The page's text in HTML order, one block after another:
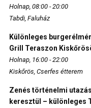
Holnap, 08:00 - 20:00
Tabdi, Faluház
Különleges
Grill Teraszon
Holnap, 16:00 - 22:00
Kiskőrös, Cserfes étterem
Zenés történelmi
keresztül – különleges